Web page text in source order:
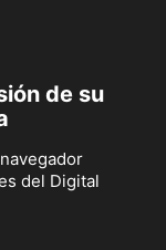
de su
del Digital